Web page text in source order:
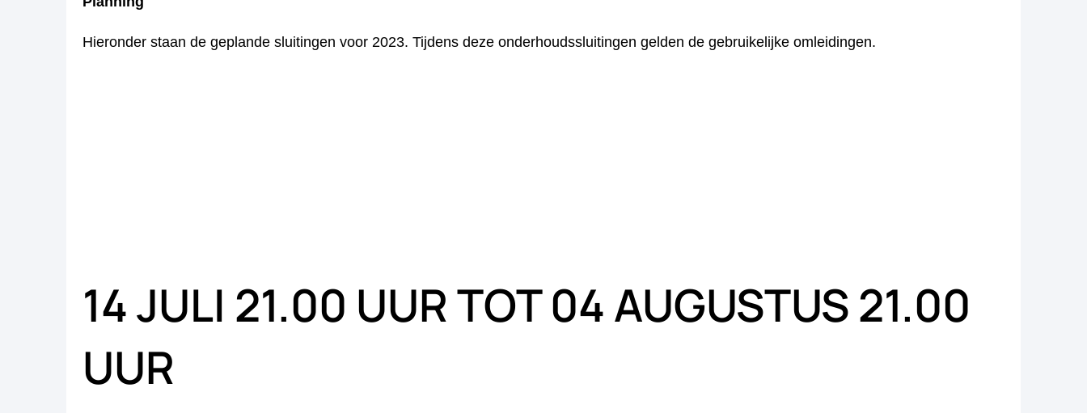
Hieronder staan de geplande sluitingen voor 2023. Tijdens deze onderhoudssluitingen gelden de gebruikelijke omleidingen.
14 JULI 21.00 UUR TOT 04 AUGUSTUS 21.00
UUR